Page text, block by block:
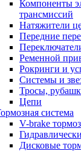
Компоненты
трансмиссий
Натяжители
Передние
Ременной
Рокринги и
Системы и
Тросы,
Цепи
система
V-brake
Дисковые